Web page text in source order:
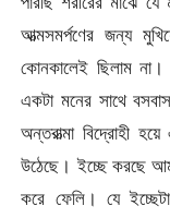
আত্মসমর্পণের জন্য
কোনকালেই ছিলাম না।
একটা মনের সাথে
অন্তরাত্মা বিদ্রোহী
উঠেছে। ইচ্ছে করছে
করে ফেলি। যে